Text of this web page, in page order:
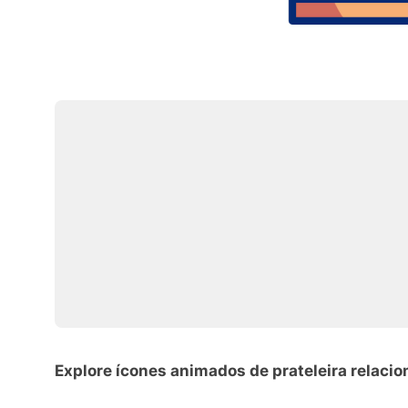
Explore ícones animados de prateleira